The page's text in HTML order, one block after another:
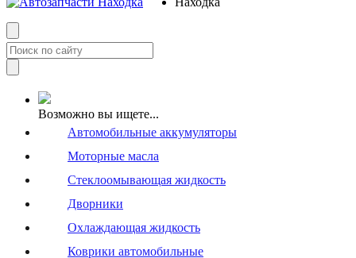
Возможно вы ищете...
Автомобильные аккумуляторы
Моторные масла
Стеклоомывающая жидкость
Дворники
Охлаждающая жидкость
Коврики автомобильные